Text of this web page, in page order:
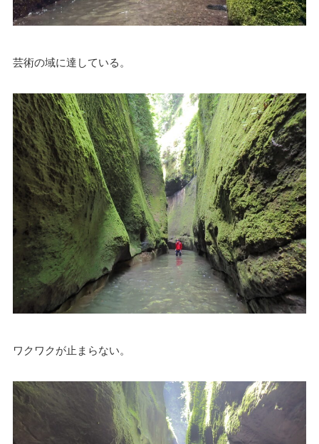
芸術の域に達している。
ワクワクが止まらない。